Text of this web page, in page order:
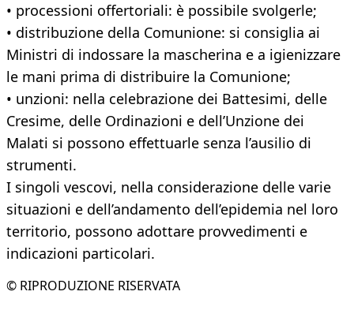
• processioni offertoriali: è possibile svolgerle;
• distribuzione della Comunione: si consiglia ai
Ministri di indossare la mascherina e a igienizzare
le mani prima di distribuire la Comunione;
• unzioni: nella celebrazione dei Battesimi, delle
Cresime, delle Ordinazioni e dell’Unzione dei
Malati si possono effettuarle senza l’ausilio di
strumenti.
I singoli vescovi, nella considerazione delle varie
situazioni e dell’andamento dell’epidemia nel loro
territorio, possono adottare provvedimenti e
indicazioni particolari.
© RIPRODUZIONE RISERVATA